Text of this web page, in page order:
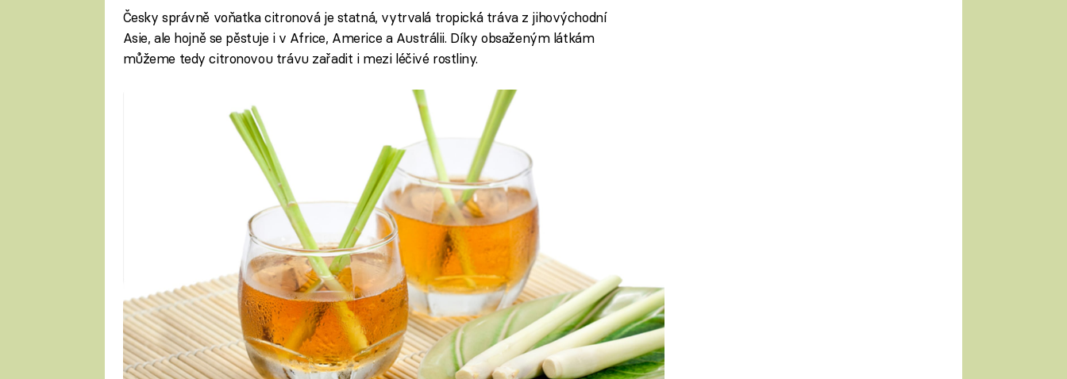
Česky správně voňatka citronová je statná, vytrvalá tropická tráva z jihovýchodní
Asie, ale hojně se pěstuje i v Africe, Americe a Austrálii. Díky obsaženým látkám
můžeme tedy citronovou trávu zařadit i mezi léčivé rostliny.